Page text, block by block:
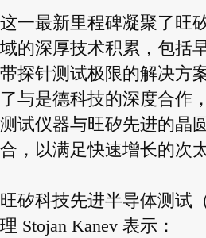
这一最新里程碑凝聚了旺
域的深厚技术积累，包括
带探针测试极限的解决方
了与是德科技的深度合作
测试仪器与旺矽先进的晶
合，以满足快速增长的次
旺矽科技先进半导体测试
理 Stojan Kanev 表示：